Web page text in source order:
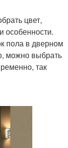
цвет,
особенности.
пола в дверном
можно выбрать
так